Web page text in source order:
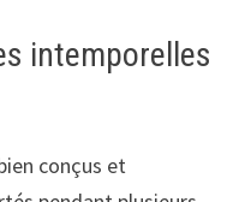
intemporelles
conçus et